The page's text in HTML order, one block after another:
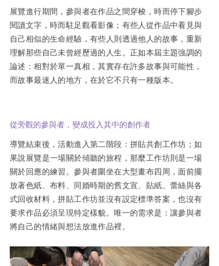
展覽進行期間，參與者在作品之間穿梭，時而停下腳步
閱讀文字，時而駐足觀看影像；有些人從作品中看見與
自己相似的生命經驗，有些人則透過他人的故事，重新
理解那些自己未曾經歷過的人生。正如本屆主題強調的
論述：相對於單一真相，其實存在許多故事與可能性，
而故事最迷人的地方，在於它不只有一種版本。
從旁觀的參與者，變成投入其中的創作者
導覽結束後，活動進入第二階段：拼貼共創工作坊；如
果說展覽是一場關於傾聽的旅程，那麼工作坊則是一場
關於回應的練習。參與者圍坐在大型畫布四周，面前擺
放著色紙、布料、同婚時期的舊文宣、貼紙、蕾絲與各
式回收材料，拼貼工作坊並沒有設定標準答案，也沒有
要求作品必須呈現特定樣貌。唯一的需求是：讓參與者
將自己的情緒與想法放進作品裡。